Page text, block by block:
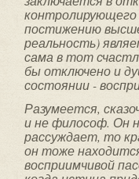
постижению
реальность)
сама в тот
бы отключено и
состоянии -
Разумеется,
и не философ. Он
рассуждает, то
он тоже
восприимчивой